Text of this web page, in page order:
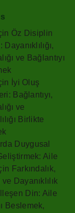
Öz Disiplin
Dayanıklılığı,
ve Bağlantıyı
İyi Oluş
Bağlantıyı,
ve
Birlikte
Duygusal
Aile
Farkındalık,
ve Dayanıklılık
Din: Aile
Beslemek,